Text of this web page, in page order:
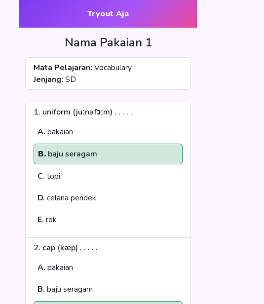
Tryout Aja
Nama Pakaian 1
Mata Pelajaran: Vocabulary
Jenjang: SD
1. uniform (juːnəfɔːm) . . . . .
A. pakaian
B. baju seragam
C. topi
D. celana pendek
E. rok
2. cap (kæp) . . . . .
A. pakaian
B. baju seragam